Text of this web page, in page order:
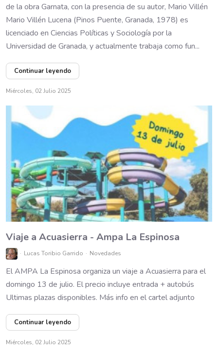
de la obra Garnata, con la presencia de su autor, Mario Villén
Mario Villén Lucena (Pinos Puente, Granada, 1978) es
licenciado en Ciencias Políticas y Sociología por la
Universidad de Granada, y actualmente trabaja como fun...
Continuar leyendo
Miércoles, 02 Julio 2025
Viaje a Acuasierra - Ampa La Espinosa
Lucas Toribio Garrido Novedades
El AMPA La Espinosa organiza un viaje a Acuasierra para el
domingo 13 de julio. El precio incluye entrada + autobús
Ultimas plazas disponibles. Más info en el cartel adjunto
Continuar leyendo
Miércoles, 02 Julio 2025